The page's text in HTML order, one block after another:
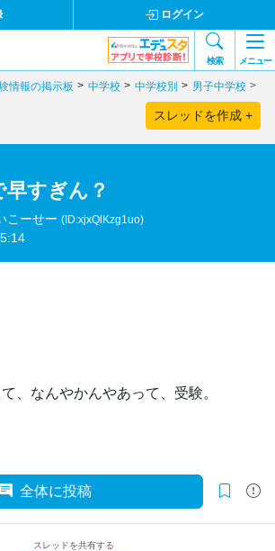
ログイン
検索 メニュー
情報の掲示板 中学校 中学校別 男子中学校
スレッドを作成 +
すぎん？
こーせー (ID:xjxQlKzg1uo)
、なんやかんやあって、受験。
全体に投稿
スレッドを共有する